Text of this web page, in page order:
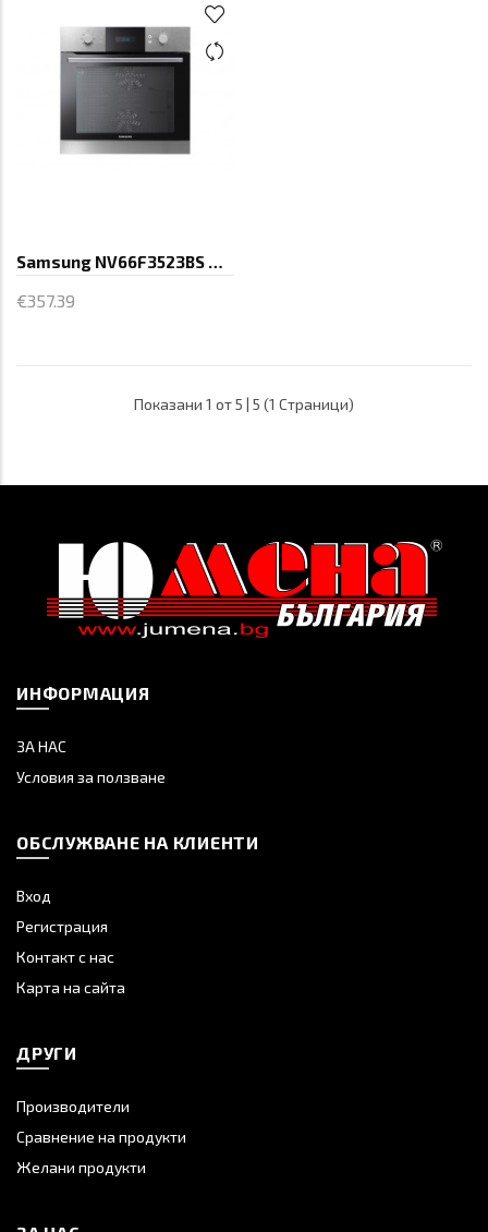
Samsung NV66F3523BS Oven, Touch
€357.39
Показани 1 от 5 | 5 (1 Страници)
ИНФОРМАЦИЯ
ЗА НАС
Условия за ползване
ОБСЛУЖВАНЕ НА КЛИЕНТИ
Вход
Регистрация
Контакт с нас
Карта на сайта
ДРУГИ
Производители
Сравнение на продукти
Желани продукти